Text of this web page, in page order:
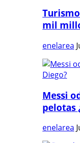
mil
enelarea
Messi
pelotas
enelarea